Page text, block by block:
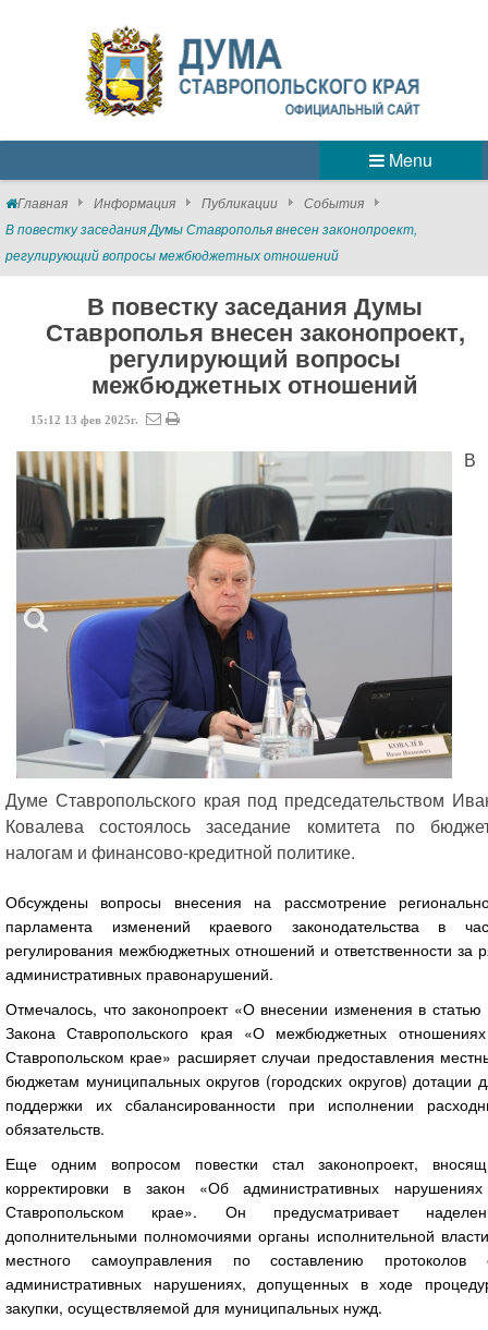
Menu
Главная Информация Публикации
События
В повестку заседания Думы Ставрополья внесен законопроект,
регулирующий вопросы межбюджетных отношений
В повестку заседания Думы
Ставрополья внесен законопроект,
регулирующий вопросы
межбюджетных отношений
15:12 13 фев 2025г.
В
Думе Ставропольского края под председательством
Ковалева состоялось заседание комитета по
налогам и финансово-кредитной политике.
Обсуждены вопросы внесения на рассмотрение
парламента изменений краевого законодательства в
регулирования межбюджетных отношений и ответственности за
административных правонарушений.
Отмечалось, что законопроект «О внесении изменения в статью
Закона Ставропольского края «О межбюджетных
Ставропольском крае» расширяет случаи предоставления
бюджетам муниципальных округов (городских округов) дотации
поддержки их сбалансированности при исполнении
обязательств.
Еще одним вопросом повестки стал законопроект,
корректировки в закон «Об административных
Ставропольском крае». Он предусматривает
дополнительными полномочиями органы исполнительной
местного самоуправления по составлению протоколов
административных нарушениях, допущенных в ходе
закупки, осуществляемой для муниципальных нужд.